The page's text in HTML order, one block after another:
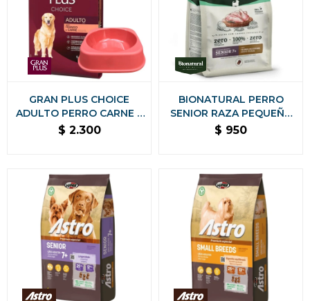
GRAN PLUS CHOICE
ADULTO PERRO CARNE Y
POLLO 20 KG NUTRICION
$ 2.300
BIONATURAL PERRO
SENIOR RAZA PEQUEÑA
2.5 KG
$ 950